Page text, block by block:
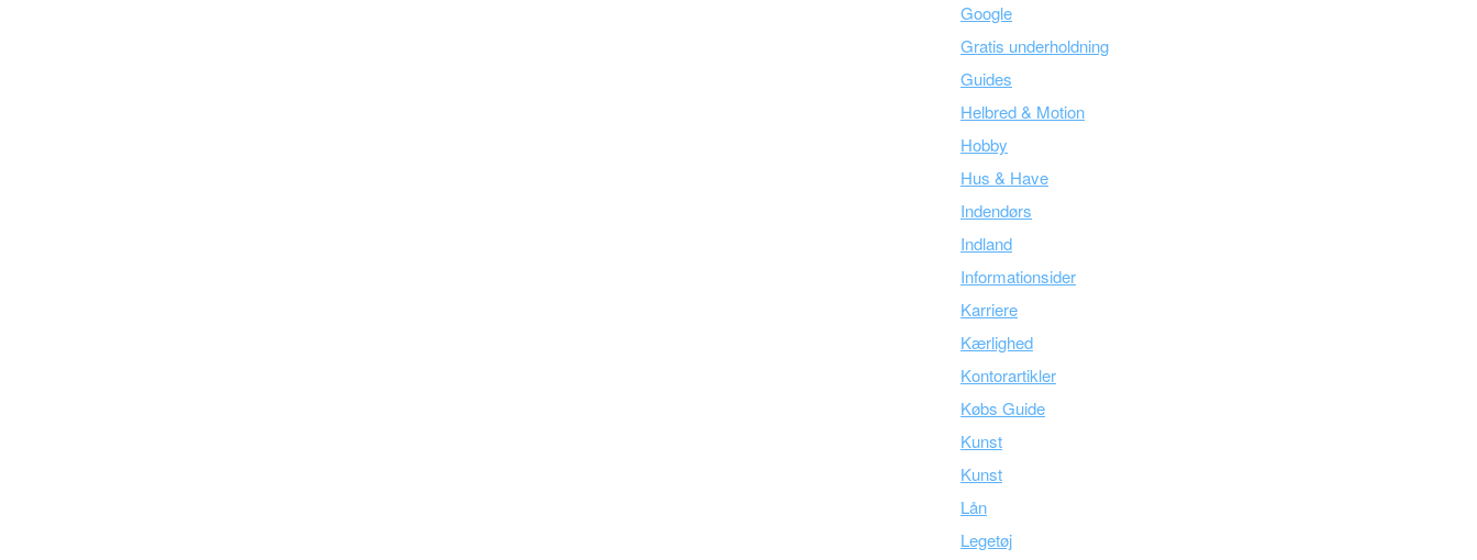
Google
Gratis underholdning
Guides
Helbred & Motion
Hobby
Hus & Have
Indendørs
Indland
Informationsider
Karriere
Kærlighed
Kontorartikler
Købs Guide
Kunst
Kunst
Lån
Legetøj